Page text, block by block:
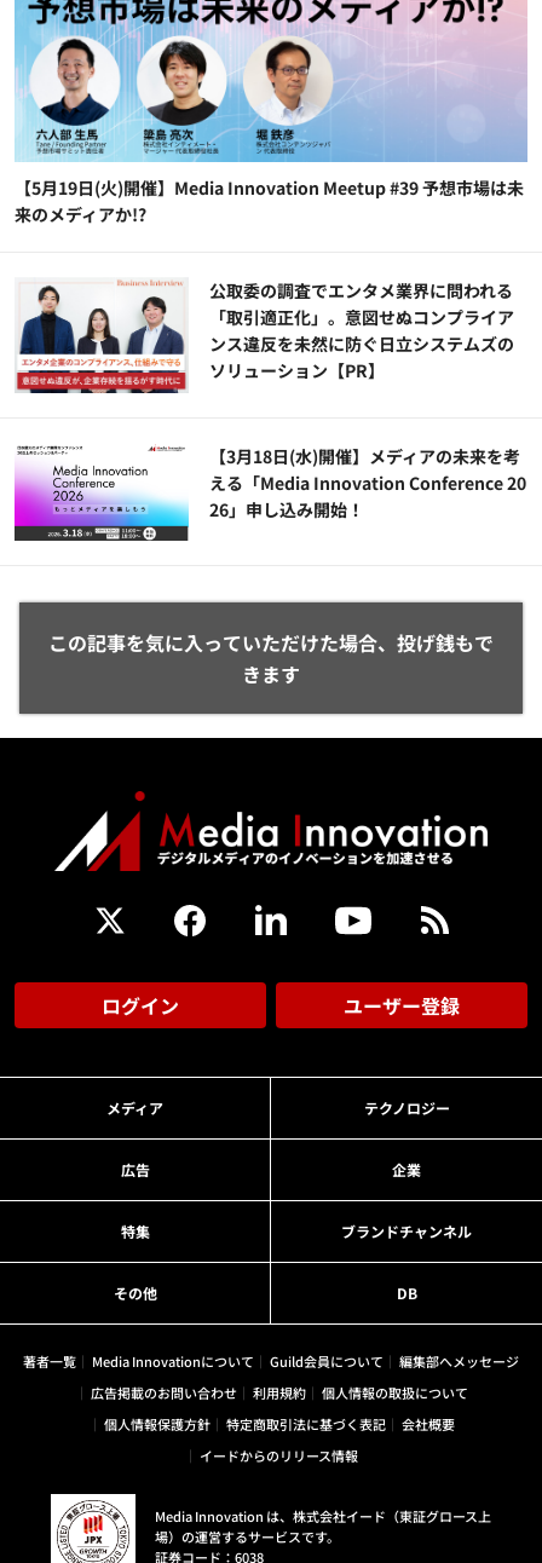
【5月19日(火)開催】Media Innovation Meetup #39 予想市場は未
来のメディアか!?
公​​取委の調査でエンタメ業界に問われる
「取引適正化」。意図せぬコンプライア
ンス違反を未然に防ぐ日立システムズの
ソリューション​【PR】
【3月18日(水)開催】メディアの未来を考
える「Media Innovation Conference 20
26」申し込み開始！
この記事を気に入っていただけた場合、投げ銭もで
きます
ログイン ユーザー登録
メディア テクノロジー
広告 企業
特集 ブランドチャンネル
その他 DB
著者一覧 Media Innovationについて Guild会員について
編集部へメッセージ
広告掲載のお問い合わせ
利用規約
個人情報の取扱について
個人情報保護方針
特定商取引法に基づく表記
会社概要
イードからのリリース情報
Media Innovation は、株式会社イード（東証グロース上
場）の運営するサービスです。
証券コード：6038